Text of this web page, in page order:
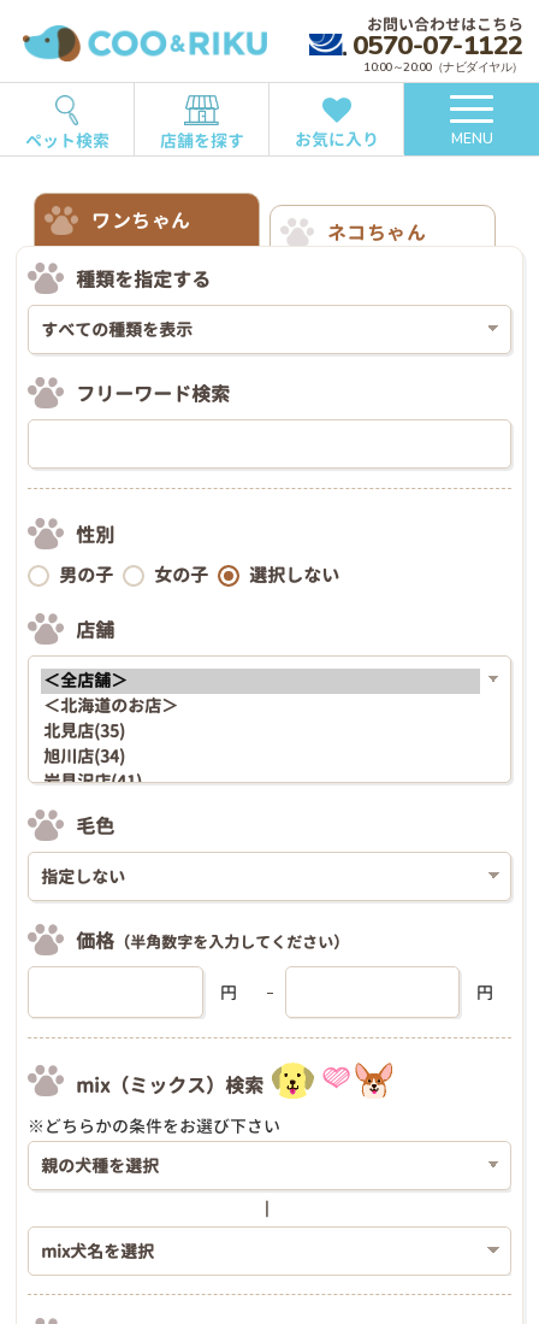
お問い合わせはこちら
0570-07-1122
10:00～20:00（ナビダイヤル）
ペット検索 店舗を探す お気に入り MENU
ワンちゃん
ネコちゃん
種類を指定する
フリーワード検索
性別
男の子 女の子 選択しない
店舗
毛色
価格 （半角数字を入力してください）
円 円
mix（ミックス）検索
※どちらかの条件をお選び下さい